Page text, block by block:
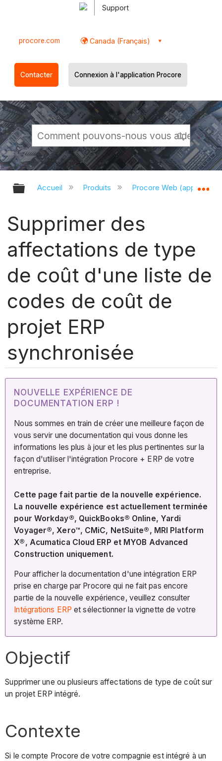
Support
procore.com Canada (Français)
Contacter Connexion à l'application Procore
Développer/réduire la hiérarchie
Accueil Produits Procore Web
Supprimer des
affectations de type
de coût d'une liste de
codes de coût de
projet ERP
synchronisée
NOUVELLE EXPÉRIENCE DE
DOCUMENTATION ERP !
Nous sommes en train de créer une meilleure façon de
vous servir une documentation qui vous donne les
informations les plus à jour et les plus pertinentes sur la
façon d'utiliser l'intégration Procore + ERP de votre
entreprise.
Cette page fait partie de la nouvelle expérience.
La nouvelle expérience est actuellement terminée
pour Workday®, QuickBooks® Online, Yardi
Voyager®, Xero™, CMiC, NetSuite®, MRI Platform
X®, Acumatica Cloud ERP et MYOB Advanced
Construction uniquement.
Pour afficher la documentation d'une intégration ERP
prise en charge par Procore qui ne fait pas encore
partie de la nouvelle expérience, veuillez consulter
Intégrations ERP et sélectionner la vignette de votre
système ERP.
Objectif
Supprimer une ou plusieurs affectations de type de coût sur
un projet ERP intégré.
Contexte
Si le compte Procore de votre compagnie est intégré à un